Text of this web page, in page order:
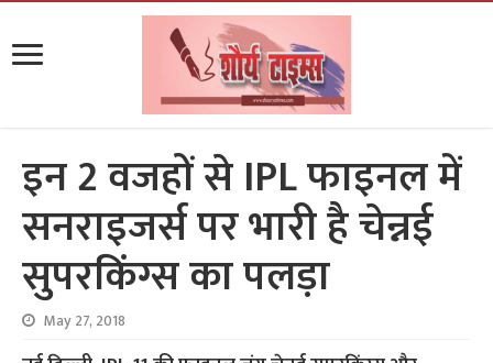
इन 2 वजहों से IPL फाइनल में
सनराइजर्स पर भारी है चेन्नई
सुपरकिंग्स का पलड़ा
May 27, 2018